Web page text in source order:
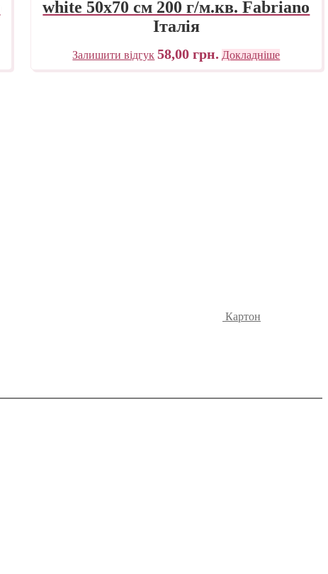
white 50х70 см 200 г/м.кв. Fabriano
Італія
Залишити відгук 58,00грн. Докладніше
Картон